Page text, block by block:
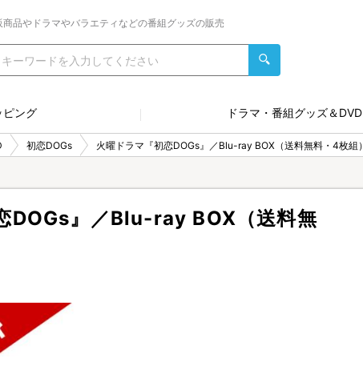
品やドラマやバラエティなどの番組グッズの販売
ピング ドラマ・番組グッズ＆DVD
初恋DOGs 火曜ドラマ『初恋DOGs』／Blu-ray BOX（送料無料・4枚組）
DOGs』／Blu-ray BOX（送料無